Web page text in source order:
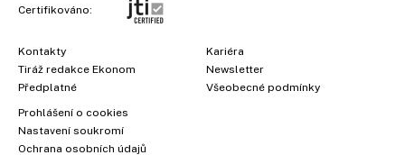
Certifikováno:
Kontakty
Tiráž redakce Ekonom
Předplatné
Kariéra
Newsletter
Všeobecné podmínky
Prohlášení o cookies
Nastavení soukromí
Ochrana osobních údajů